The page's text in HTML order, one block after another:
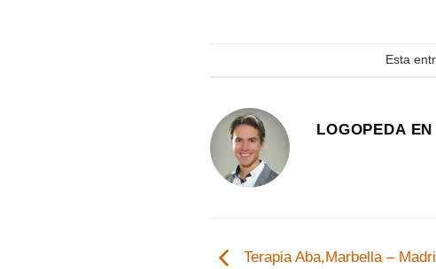
Esta
LOGOPEDA
Terapia Aba,Marbella –